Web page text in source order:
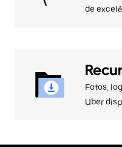
de
Fotos,
Uber